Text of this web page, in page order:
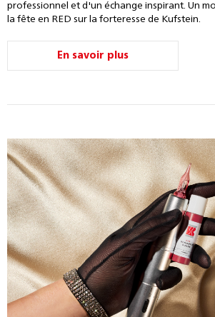
professionnel et d'un échange inspirant. Un
la fête en RED sur la forteresse de Kufstein.
En savoir plus